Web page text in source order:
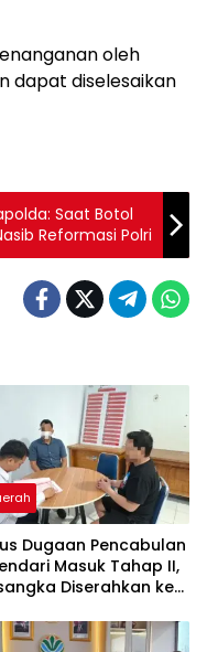
oleh
dapat diselesaikan
Saat Botol
Reformasi Polri
Dugaan Pencabulan
Masuk Tahap II,
Diserahkan ke